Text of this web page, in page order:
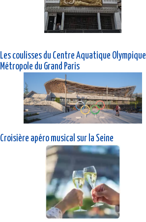
Les coulisses du Centre Aquatique Olympique
Métropole du Grand Paris
Croisière apéro musical sur la Seine